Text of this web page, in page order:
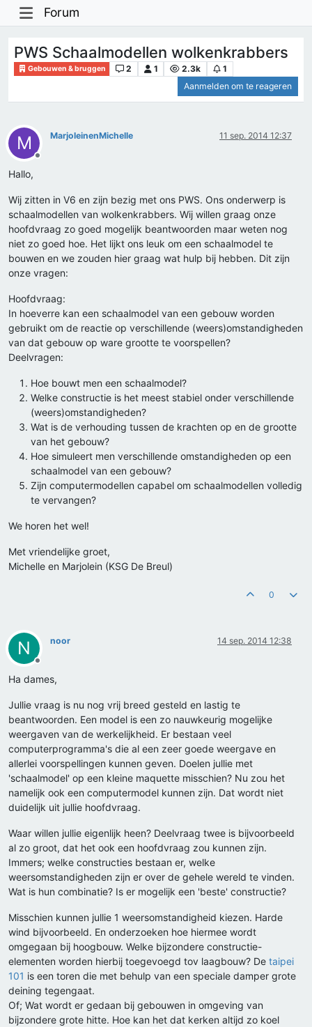
Forum
PWS Schaalmodellen wolkenkrabbers
Gebouwen & bruggen 2 1 2.3k
1
Aanmelden om te reageren
M
Offline
MarjoleinenMichelle 11 sep. 2014 12:37
Hallo,
Wij zitten in V6 en zijn bezig met ons PWS. Ons onderwerp is
schaalmodellen van wolkenkrabbers. Wij willen graag onze
hoofdvraag zo goed mogelijk beantwoorden maar weten nog
niet zo goed hoe. Het lijkt ons leuk om een schaalmodel te
bouwen en we zouden hier graag wat hulp bij hebben. Dit zijn
onze vragen:
Hoofdvraag:
In hoeverre kan een schaalmodel van een gebouw worden
gebruikt om de reactie op verschillende (weers)omstandigheden
van dat gebouw op ware grootte te voorspellen?
Deelvragen:
Hoe bouwt men een schaalmodel?
Welke constructie is het meest stabiel onder verschillende
(weers)omstandigheden?
Wat is de verhouding tussen de krachten op en de grootte
van het gebouw?
Hoe simuleert men verschillende omstandigheden op een
schaalmodel van een gebouw?
Zijn computermodellen capabel om schaalmodellen volledig
te vervangen?
We horen het wel!
Met vriendelijke groet,
Michelle en Marjolein (KSG De Breul)
0
N
Offline
noor 14 sep. 2014 12:38
Ha dames,
Jullie vraag is nu nog vrij breed gesteld en lastig te
beantwoorden. Een model is een zo nauwkeurig mogelijke
weergaven van de werkelijkheid. Er bestaan veel
computerprogramma's die al een zeer goede weergave en
allerlei voorspellingen kunnen geven. Doelen jullie met
'schaalmodel' op een kleine maquette misschien? Nu zou het
namelijk ook een computermodel kunnen zijn. Dat wordt niet
duidelijk uit jullie hoofdvraag.
Waar willen jullie eigenlijk heen? Deelvraag twee is bijvoorbeeld
al zo groot, dat het ook een hoofdvraag zou kunnen zijn.
Immers; welke constructies bestaan er, welke
weersomstandigheden zijn er over de gehele wereld te vinden.
Wat is hun combinatie? Is er mogelijk een 'beste' constructie?
Misschien kunnen jullie 1 weersomstandigheid kiezen. Harde
wind bijvoorbeeld. En onderzoeken hoe hiermee wordt
omgegaan bij hoogbouw. Welke bijzondere constructie-
elementen worden hierbij toegevoegd tov laagbouw? De taipei
101 is een toren die met behulp van een speciale damper grote
deining tegengaat.
Of; Wat wordt er gedaan bij gebouwen in omgeving van
bijzondere grote hitte. Hoe kan het dat kerken altijd zo koel